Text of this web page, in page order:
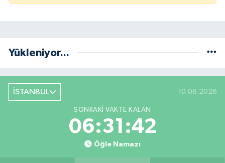
Yükleniyor...
İSTANBUL 10.08.2026
SONRAKI VAKTE KALAN
06:31:41
Öğle Namazı